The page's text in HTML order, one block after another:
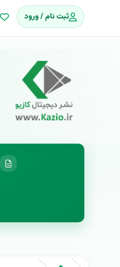
ثبت نام / ورود